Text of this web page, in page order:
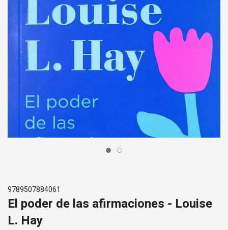
9789507884061
El poder de las afirmaciones - Louise
L. Hay